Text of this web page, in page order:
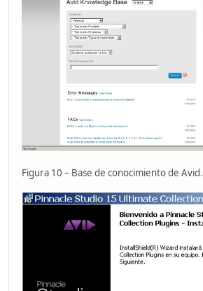
Figura 10 – Base de conocimiento de Avid.